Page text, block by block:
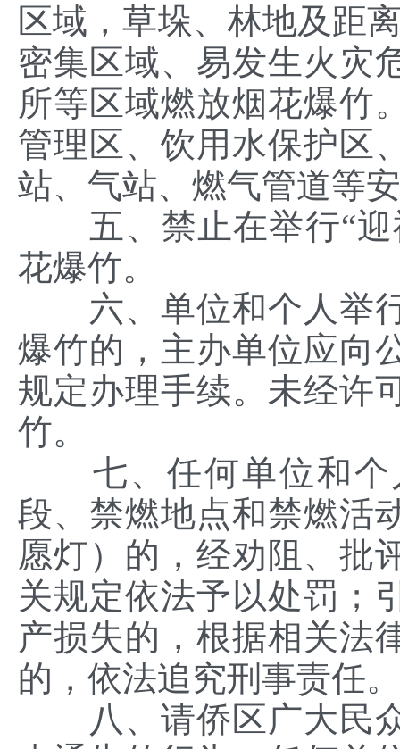
区域，草垛、林地及距
密集区域、易发生火灾
所等区域燃放烟花爆竹
管理区、饮用水保护区
站、气站、燃气管道等
五、禁止在举行“迎
花爆竹。
六、单位和个人举行
爆竹的，主办单位应向
规定办理手续。未经许
竹。
七、任何单位和个
段、禁燃地点和禁燃活
愿灯）的，经劝阻、批
关规定依法予以处罚；
产损失的，根据相关法
的，依法追究刑事责任。
八、请侨区广大民众